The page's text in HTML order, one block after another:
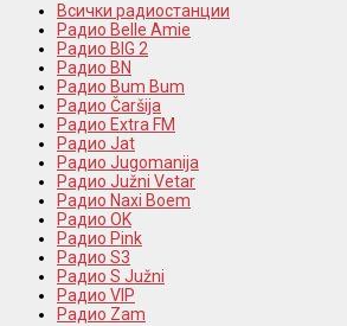
Всички радиостанции
Радио Belle Amie
Радио BIG 2
Радио BN
Радио Bum Bum
Радио Čaršija
Радио Extra FM
Радио Jat
Радио Jugomanija
Радио Južni Vetar
Радио Naxi Boem
Радио OK
Радио Pink
Радио S3
Радио S Južni
Радио VIP
Радио Zam